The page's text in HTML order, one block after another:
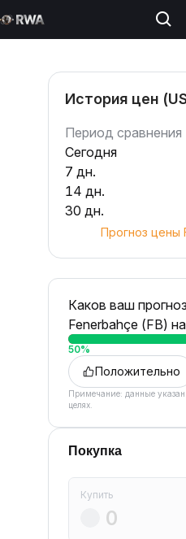
История цен
Период сравнения
Сегодня
7 дн.
14 дн.
30 дн.
Прогноз цены
Каков ваш
Fenerbahçe (FB)
50%
Положительно
Примечание: данные
целях.
Покупка
Купить